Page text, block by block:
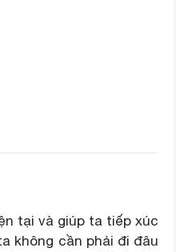
tại và giúp ta tiếp xúc
không cần phải đi đâu